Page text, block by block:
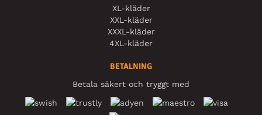
XL-kläder
XXL-kläder
XXXL-kläder
4XL-kläder
BETALNING
Betala säkert och tryggt med